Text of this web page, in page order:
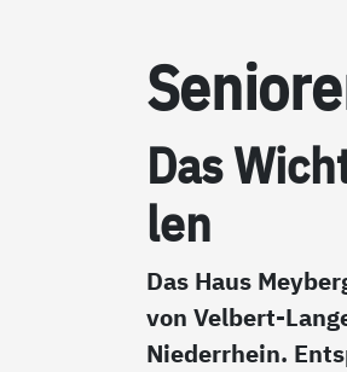
Das
len
Das Haus
von Velbert-
Niederrhein.